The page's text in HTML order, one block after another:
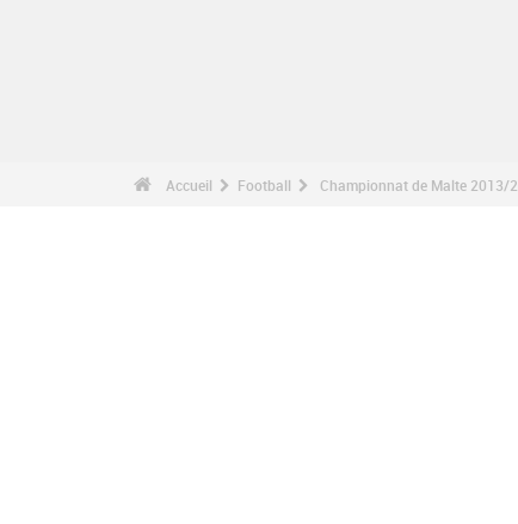
Accueil Football Championnat de Malte 2013/